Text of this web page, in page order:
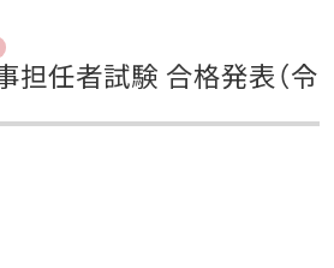
担任者試験 合格発表（令